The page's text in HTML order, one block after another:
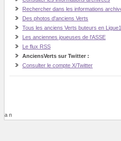
Rechercher dans les informations
Des photos d'anciens Verts
Tous les anciens Verts buteurs en
Les anciennes joueuses de l'ASSE
Le flux RSS
AnciensVerts sur Twitter :
Consulter le compte X/Twitter
a n